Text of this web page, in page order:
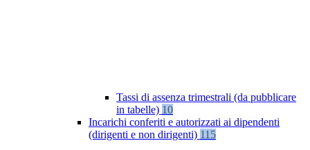
Tassi di assenza trimestrali (da pubblicare
in tabelle) 10
Incarichi conferiti e autorizzati ai dipendenti
(dirigenti e non dirigenti) 115